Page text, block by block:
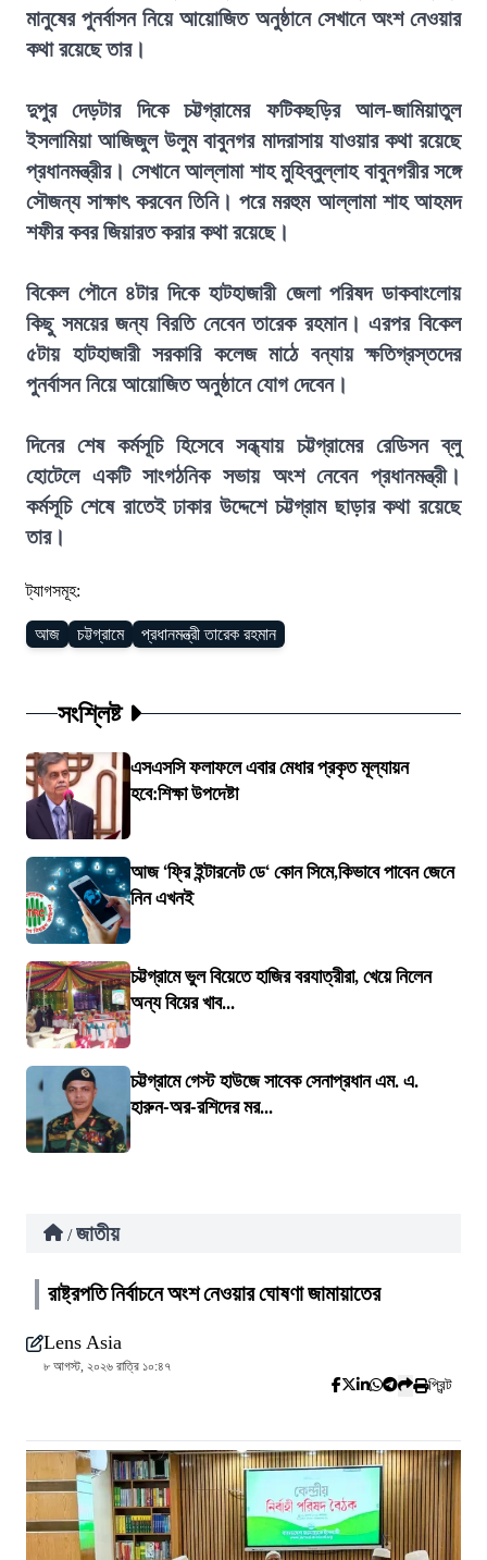
মানুষের পুনর্বাসন নিয়ে আয়োজিত অনুষ্ঠানে সেখানে অংশ নেওয়ার
কথা রয়েছে তার।
দুপুর দেড়টার দিকে চট্টগ্রামের ফটিকছড়ির আল-জামিয়াতুল
ইসলামিয়া আজিজুল উলুম বাবুনগর মাদরাসায় যাওয়ার কথা রয়েছে
প্রধানমন্ত্রীর। সেখানে আল্লামা শাহ মুহিব্বুল্লাহ বাবুনগরীর সঙ্গে
সৌজন্য সাক্ষাৎ করবেন তিনি। পরে মরহুম আল্লামা শাহ আহমদ
শফীর কবর জিয়ারত করার কথা রয়েছে।
বিকেল পৌনে ৪টার দিকে হাটহাজারী জেলা পরিষদ ডাকবাংলোয়
কিছু সময়ের জন্য বিরতি নেবেন তারেক রহমান। এরপর বিকেল
৫টায় হাটহাজারী সরকারি কলেজ মাঠে বন্যায় ক্ষতিগ্রস্তদের
পুনর্বাসন নিয়ে আয়োজিত অনুষ্ঠানে যোগ দেবেন।
দিনের শেষ কর্মসূচি হিসেবে সন্ধ্যায় চট্টগ্রামের রেডিসন ব্লু
হোটেলে একটি সাংগঠনিক সভায় অংশ নেবেন প্রধানমন্ত্রী।
কর্মসূচি শেষে রাতেই ঢাকার উদ্দেশে চট্টগ্রাম ছাড়ার কথা রয়েছে
তার।
ট্যাগসমূহ:
আজ চট্টগ্রামে প্রধানমন্ত্রী তারেক রহমান
সংশ্লিষ্ট
এসএসসি ফলাফলে এবার মেধার প্রকৃত মূল্যায়ন
হবে:শিক্ষা উপদেষ্টা
আজ ‘ফ্রি ইন্টারনেট ডে‘ কোন সিমে,কিভাবে পাবেন জেনে
নিন এখনই
চট্টগ্রামে ভুল বিয়েতে হাজির বরযাত্রীরা, খেয়ে নিলেন
অন্য বিয়ের খাব...
চট্টগ্রামে গেস্ট হাউজে সাবেক সেনাপ্রধান এম. এ.
হারুন-অর-রশিদের মর...
/ জাতীয়
রাষ্ট্রপতি নির্বাচনে অংশ নেওয়ার ঘোষণা জামায়াতের
Lens Asia
৮ আগস্ট, ২০২৬ রাত্রি ১০:৪৭
প্রিন্ট